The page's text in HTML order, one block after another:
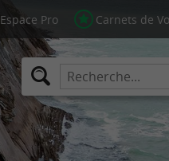
Espace Pro Carnets de